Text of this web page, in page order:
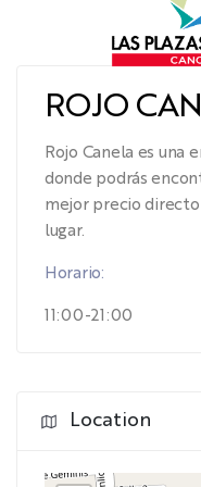
ROJO
Rojo Canela es una
donde podrás
mejor precio
lugar.
Horario:
11:00-21:00
Location